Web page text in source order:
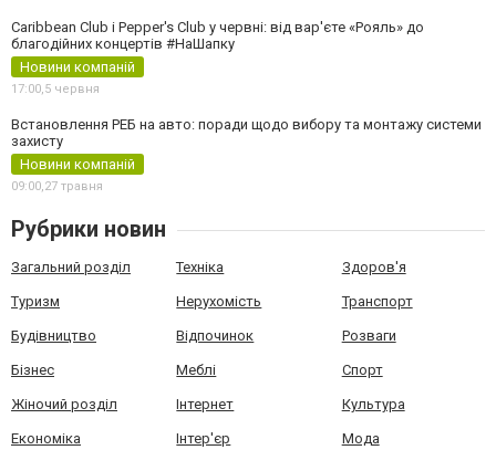
Caribbean Club і Pepper's Club у червні: від вар'єте «Рояль» до
благодійних концертів #НаШапку
Новини компаній
17:00,5 червня
Встановлення РЕБ на авто: поради щодо вибору та монтажу системи
захисту
Новини компаній
09:00,27 травня
Рубрики новин
Загальний розділ Техніка Здоров'я
Туризм Нерухомість Транспорт
Будівництво Відпочинок Розваги
Бізнес Меблі Спорт
Жіночий розділ Інтернет Культура
Економіка Інтер'єр Мода